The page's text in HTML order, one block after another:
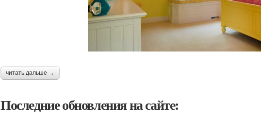
читать дальше →
Последние обновления на сайте: